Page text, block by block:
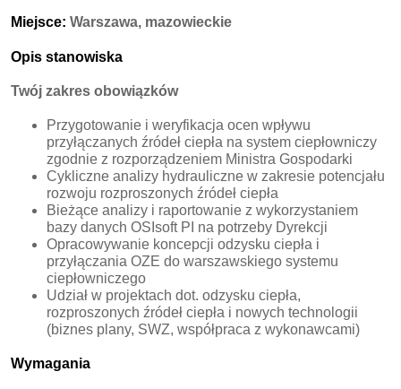
Miejsce:Warszawa, mazowieckie
Opis stanowiska
Twój zakres obowiązków
Przygotowanie i weryfikacja ocen wpływu
przyłączanych źródeł ciepła na system ciepłowniczy
zgodnie z rozporządzeniem Ministra Gospodarki
Cykliczne analizy hydrauliczne w zakresie potencjału
rozwoju rozproszonych źródeł ciepła
Bieżące analizy i raportowanie z wykorzystaniem
bazy danych OSIsoft PI na potrzeby Dyrekcji
Opracowywanie koncepcji odzysku ciepła i
przyłączania OZE do warszawskiego systemu
ciepłowniczego
Udział w projektach dot. odzysku ciepła,
rozproszonych źródeł ciepła i nowych technologii
(biznes plany, SWZ, współpraca z wykonawcami)
Wymagania